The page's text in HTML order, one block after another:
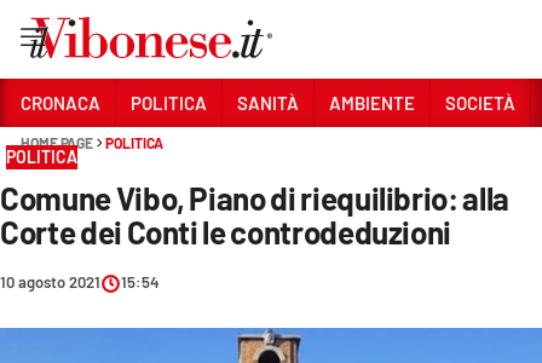
Sezioni
CRONACA
POLITICA
SANITÀ
CRONACA POLITICA SANITÀ AMBIENTE SOCIETÀ
HOME PAGE POLITICA
POLITICA
Comune Vibo, Piano di riequilibrio: alla
Corte dei Conti le controdeduzioni
10 agosto 2021 15:54